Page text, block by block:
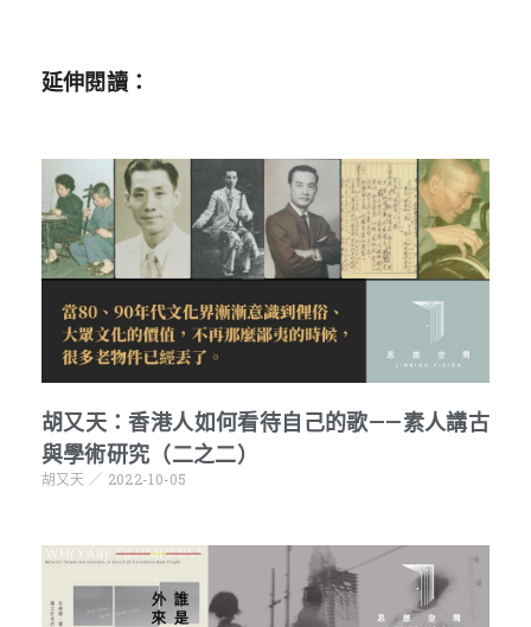
延伸閱讀：
胡又天：香港人如何看待自己的歌——素人講古
與學術研究（二之二）
胡又天 2022-10-05